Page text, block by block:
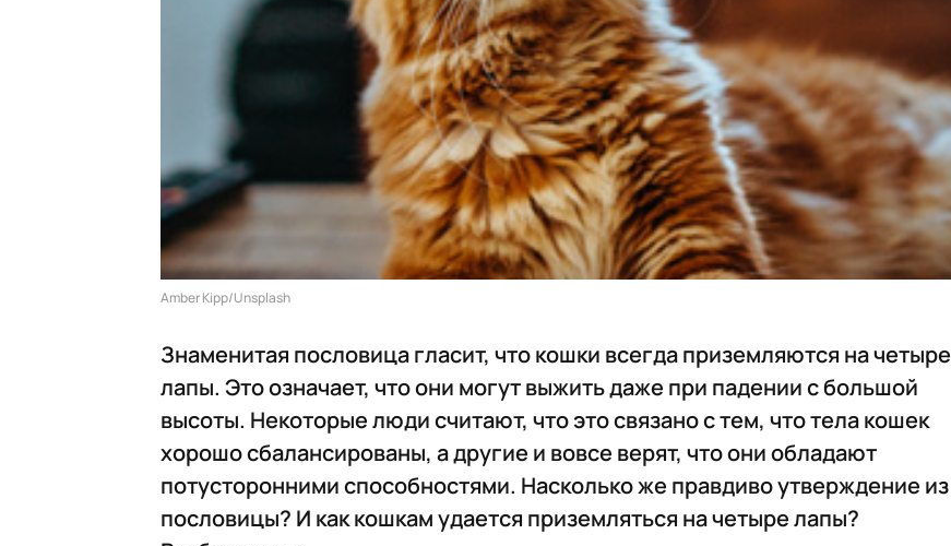
Amber Kipp/Unsplash
Знаменитая пословица гласит, что кошки всегда приземляются на четыре
лапы. Это означает, что они могут выжить даже при падении с большой
высоты. Некоторые люди считают, что это связано с тем, что тела кошек
хорошо сбалансированы, а другие и вовсе верят, что они обладают
потусторонними способностями. Насколько же правдиво утверждение из
пословицы? И как кошкам удается приземляться на четыре лапы?